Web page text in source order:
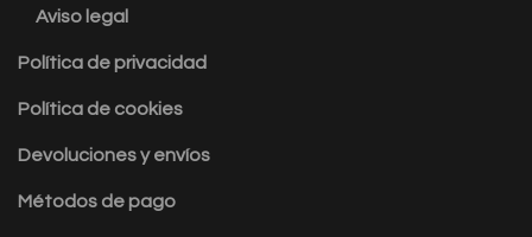
Aviso legal
Política de privacidad
Política de cookies
Devoluciones y envíos
Métodos de pago